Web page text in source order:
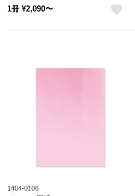
Newファインカラー
1冊 ¥2,090〜
1404-0106